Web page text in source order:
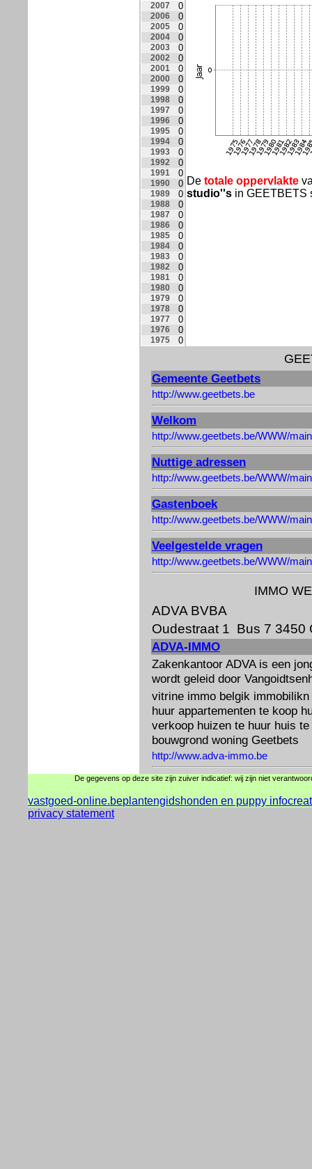
2007 0
2006 0
2005 0
2004 0
2003 0
2002 0
2001 0
2000 0
1999 0
1998 0
1997 0
1996 0
1995 0
1994 0
1993 0
1992 0
1991 0
1990 0
1989 0
1988 0
1987 0
1986 0
1985 0
1984 0
1983 0
1982 0
1981 0
1980 0
1979 0
1978 0
1977 0
1976 0
1975 0
De totale oppervlakte
studio''s in GEETBETS
Gemeente Geetbets
http://www.geetbets.be
Welkom
http://www.geetbets.be/WWW/
Nuttige adressen
http://www.geetbets.be/WWW/
Gastenboek
http://www.geetbets.be/WWW/
Veelgestelde vragen
http://www.geetbets.be/WWW/
IMMO
ADVA BVBA
Oudestraat 1 Bus 7 3450
ADVA-IMMO
Zakenkantoor ADVA is een
wordt geleid door
vitrine immo belgik
huur appartementen te koop
verkoop huizen te huur huis
bouwgrond woning Geetbets
http://www.adva-immo.be
De gegevens op deze site zijn zuiver indicatief: wij zijn niet
vastgoed-online.beplantengidshonden en puppy info
privacy statement